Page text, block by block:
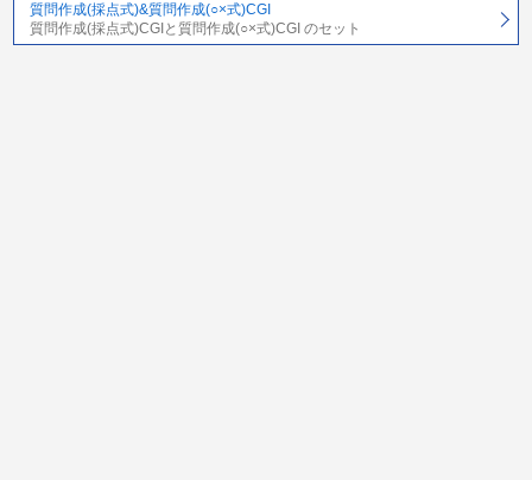
質問作成(採点式)&質問作成(○×式)CGI
質問作成(採点式)CGIと質問作成(○×式)CGI のセット